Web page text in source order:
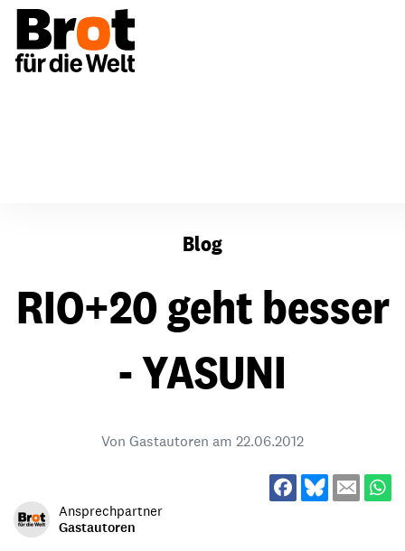
Blog
RIO+20 geht besser
- YASUNI
Von Gastautoren am 22.06.2012
Ansprechpartner
Gastautoren